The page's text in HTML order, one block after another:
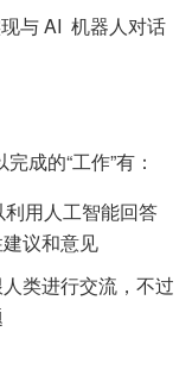
与 AI 机器人对话
成的“工作”有：
用人工智能回答
议和意见
类进行交流，不过